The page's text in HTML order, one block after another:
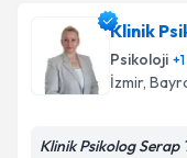
Klinik
Psikoloji +1
İzmir,
Klinik Psikolog Serap